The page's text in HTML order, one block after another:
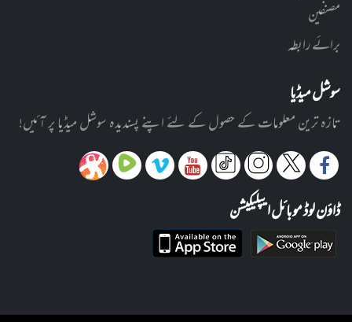
مصنفین
برائے رابطہ
سوشل میڈیا
تازہ ترین معلومات کے حصول کے لئے اپنے پسندیدہ سوشل میڈیا پر آئیں!
ڈاؤن لوڈ موبائل ایپلیکیشن